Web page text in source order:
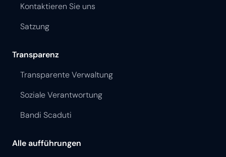
Kontaktieren Sie uns
Satzung
Transparenz
Transparente Verwaltung
Soziale Verantwortung
Bandi Scaduti
Alle aufführungen